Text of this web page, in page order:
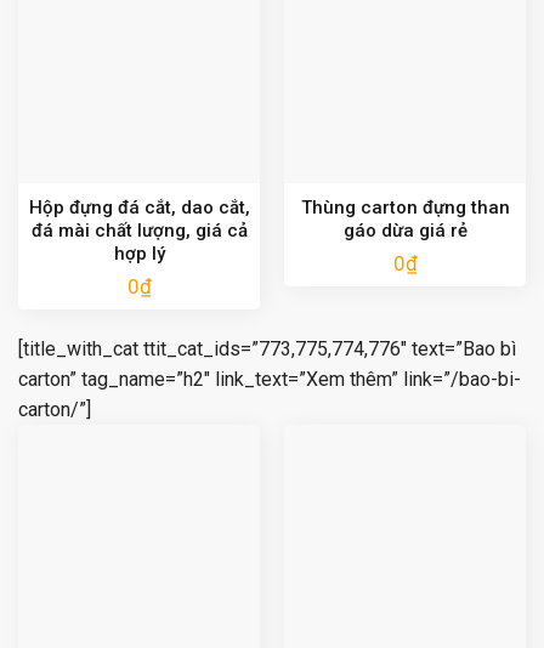
Hộp đựng đá cắt, dao cắt,
đá mài chất lượng, giá cả
hợp lý
0₫
Thùng carton đựng than
gáo dừa giá rẻ
0₫
[title_with_cat ttit_cat_ids=”773,775,774,776″ text=”Bao bì
carton” tag_name=”h2″ link_text=”Xem thêm” link=”/bao-bi-
carton/”]